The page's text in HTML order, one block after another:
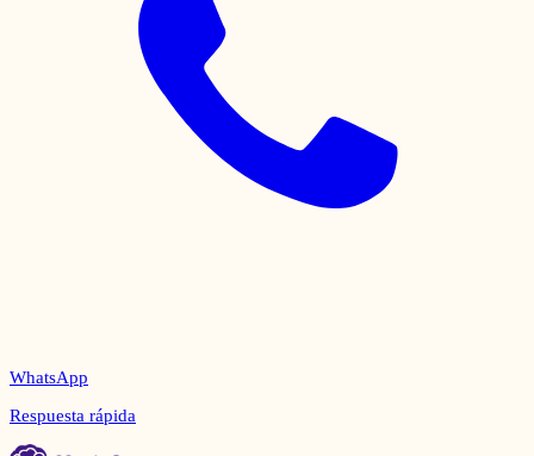
WhatsApp
Respuesta rápida